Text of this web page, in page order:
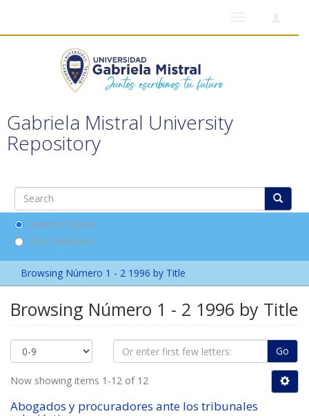
Gabriela Mistral University
Repository
Search DSpace
This Collection
Browsing Número 1 - 2 1996 by Title
Browsing Número 1 - 2 1996 by Title
Go
Now showing items 1-12 of 12
Abogados y procuradores ante los tribunales